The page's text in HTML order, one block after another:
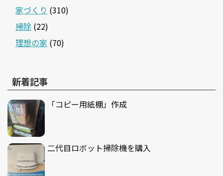
家づくり (310)
掃除 (22)
理想の家 (70)
新着記事
「コピー用紙棚」作成
二代目ロボット掃除機を購入